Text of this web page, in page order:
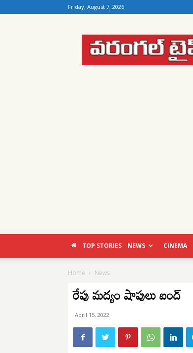
Friday, August 7, 2026
Warangal
Times
TOP STORIES NEWS CINEMA
Home News
రేపు మద్యం షాపులు బంద్
April 15, 2022